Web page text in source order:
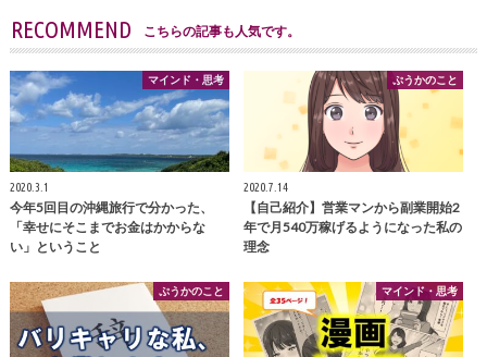
RECOMMEND こちらの記事も人気です。
マインド・思考
2020.3.1
今年5回目の沖縄旅行で分かった、
「幸せにそこまでお金はかからな
い」ということ
ぷうかのこと
2020.7.14
【自己紹介】営業マンから副業開始2
年で月540万稼げるようになった私の
理念
ぷうかのこと マインド・思考